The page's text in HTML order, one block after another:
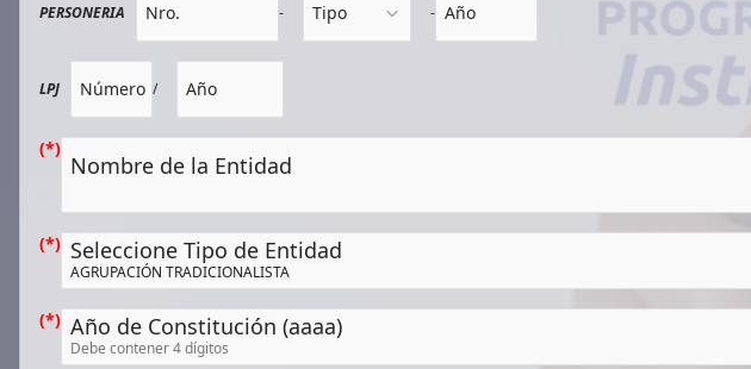
PERSONERIA Nro. - Tipo - Año
LPJ Número / Año
Nombre de la Entidad
Seleccione Tipo de Entidad
Año de Constitución (aaaa)